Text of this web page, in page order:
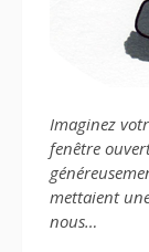
Imaginez
fenêtre
mettaient
nous…